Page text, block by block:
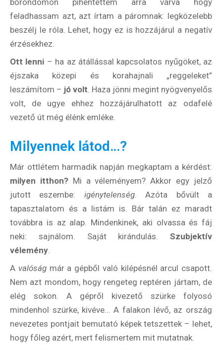
feladhassam azt, azt írtam a páromnak: legközelebb
beszélj le róla. Lehet, hogy ez is hozzájárul a negatív
érzésekhez.
Ott lenni – ha az átállással kapcsolatos nyűgöket, az
éjszaka közepi és korahajnali „reggeleket”
leszámítom – jó volt . Haza jönni megint nyögvenyelős
volt, de ugye ehhez hozzájárulhatott az odafelé
vezető út még élénk emléke.
Milyennek látod…?
Már ottlétem harmadik napján megkaptam a kérdést:
milyen itthon?Mi a véleményem? Akkor egy jelző
jutott eszembe: igénytelenség. Azóta bővült a
tapasztalatom és a listám is. Bár talán ez maradt
továbbra is az alap. Mindenkinek, aki olvassa és fáj
neki: sajnálom. Saját kirándulás. Szubjektív
vélemény.
A valóságmár a gépből való kilépésnél arcul csapott.
Nem azt mondom, hogy rengeteg reptéren jártam, de
elég sokon. A gépről kivezető szürke folyosó
mindenhol szürke, kivéve… A falakon lévő, az ország
nevezetes pontjait bemutató képek tetszettek – lehet,
hogy főleg azért, mert felismertem mit mutatnak.